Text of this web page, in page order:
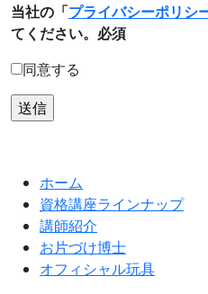
当社の「プライバシーポリシ
てください。 必須
同意する
ホーム
資格講座ラインナップ
講師紹介
お片づけ博士
オフィシャル玩具